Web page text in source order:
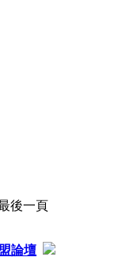
後一頁
論壇